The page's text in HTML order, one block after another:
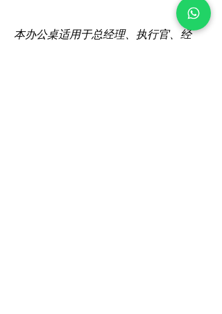
本办公桌适用于总经理、执行官、经